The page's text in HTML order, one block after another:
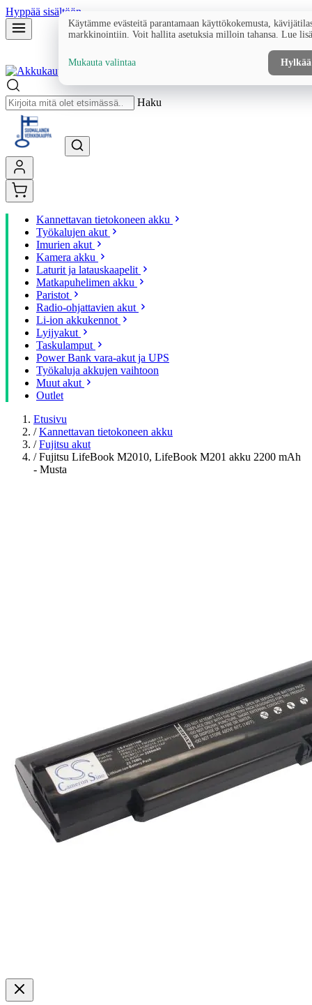
Hyppää sisältöön
Haku
Kannettavan tietokoneen akku
Työkalujen akut
Imurien akut
Kamera akku
Laturit ja latauskaapelit
Matkapuhelimen akku
Paristot
Radio-ohjattavien akut
Li-ion akkukennot
Lyijyakut
Taskulamput
Power Bank vara-akut ja UPS
Työkaluja akkujen vaihtoon
Muut akut
Outlet
Etusivu
/ Kannettavan tietokoneen akku
/ Fujitsu akut
/ Fujitsu LifeBook M2010, LifeBook M201 akku 2200 mAh
- Musta
Käytämme evästeitä parantamaan käyttökokemusta,
markkinointiin. Voit hallita asetuksia milloin tahansa. Lue
Mukauta valintaa Hylkää